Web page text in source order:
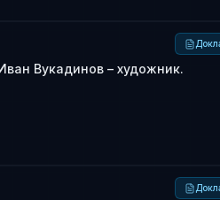
Вукадинов – художник.